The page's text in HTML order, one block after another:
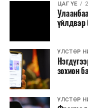
ЦАГ ҮЕ
үйлдвэр
УЛСТӨР
зохион
УЛСТӨР